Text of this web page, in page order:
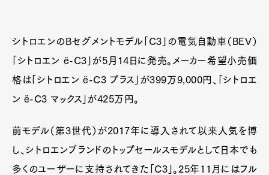
シトロエンのBセグメントモデル「C3」の電気自動車（BEV）
「シトロエン ë-C3」が5月14日に発売。メーカー希望小売価
格は「シトロエン ë-C3 プラス」が399万9,000円、「シトロエ
ン ë-C3 マックス」が425万円。
前モデル（第3世代）が2017年に導入されて以来人気を博
し、シトロエンブランドのトップセールスモデルとして日本でも
多くのユーザーに支持されてきた「C3」。25年11月にはフル